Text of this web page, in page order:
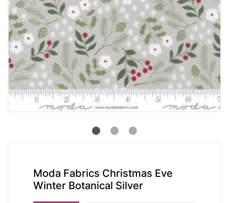
Moda Fabrics Christmas Eve
Winter Botanical Silver